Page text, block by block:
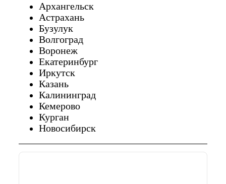
Архангельск
Астрахань
Бузулук
Волгоград
Воронеж
Екатеринбург
Иркутск
Казань
Калининград
Кемерово
Курган
Новосибирск